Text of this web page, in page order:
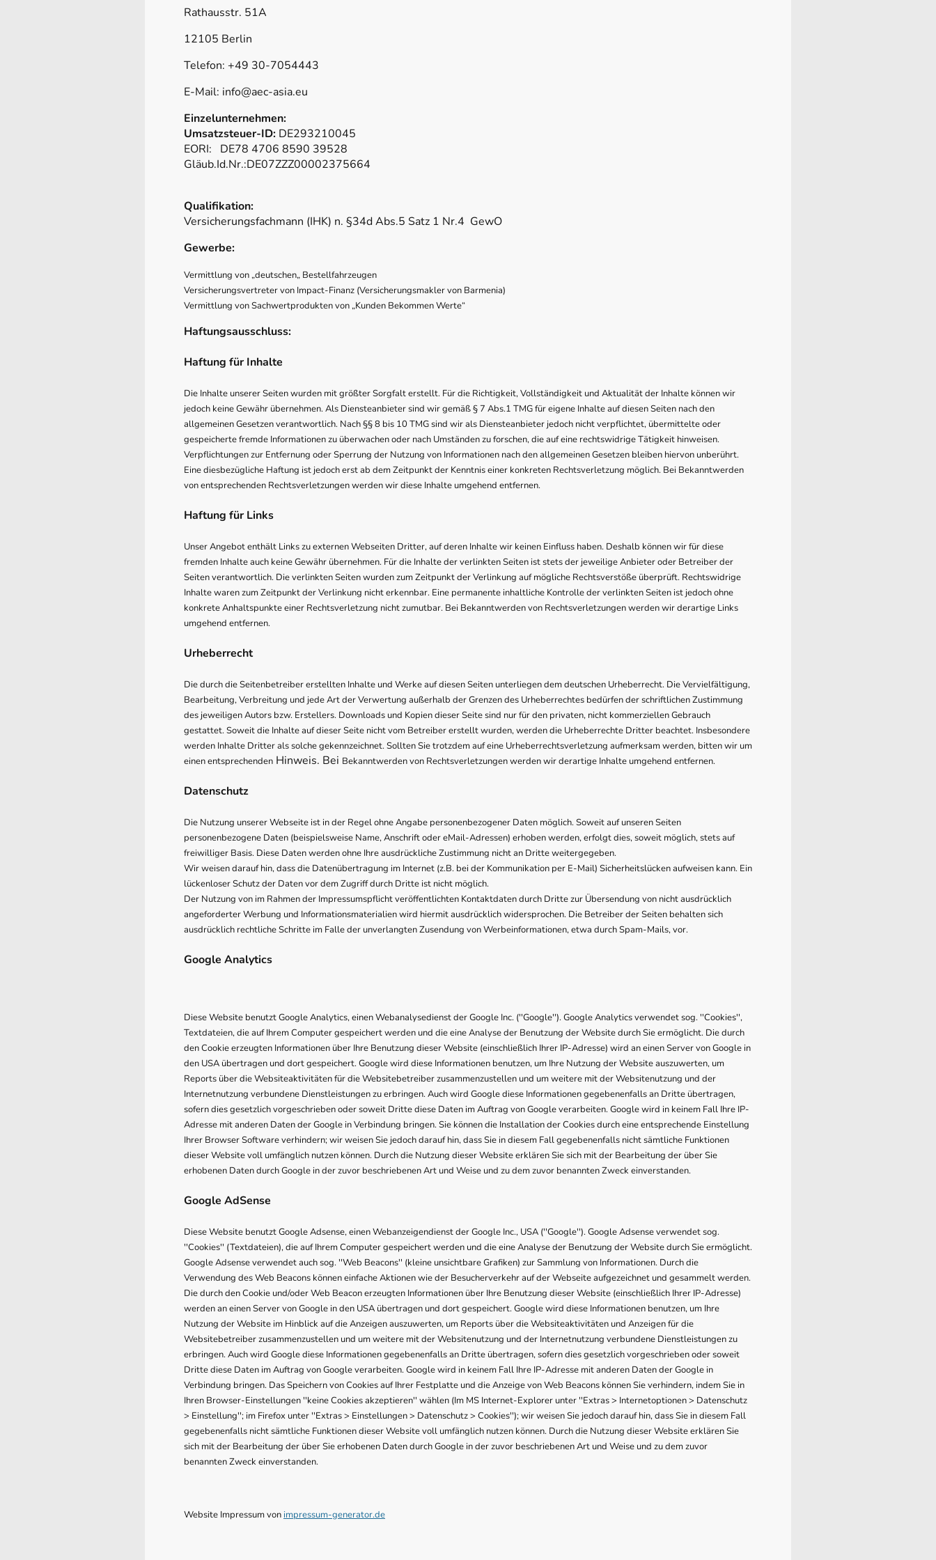
Rathausstr. 51A
12105 Berlin
Telefon: +49 30-7054443
E-Mail: info@aec-asia.eu
Einzelunternehmen:
Umsatzsteuer-ID: DE​293210045
EORI: DE78 4706 8590 39528
Gläub.Id.Nr.:DE07ZZZ00002375664
Qualifikation:
Versicherungsfachmann (IHK) n. §34d Abs.5 Satz 1 Nr.4 GewO
Gewerbe:
Vermittlung von „deutschen„ Bestellfahrzeugen
Versicherungsvertreter von Impact-Finanz (Versicherungsmakler von Barmenia)
Vermittlung von Sachwertprodukten von „Kunden Bekommen Werte“
Haftungsausschluss:
Haftung für Inhalte
Die Inhalte unserer Seiten wurden mit größter Sorgfalt erstellt. Für die Richtigkeit, Vollständigkeit und Aktualität der Inhalte können wir
jedoch keine Gewähr übernehmen. Als Diensteanbieter sind wir gemäß § 7 Abs.1 TMG für eigene Inhalte auf diesen Seiten nach den
allgemeinen Gesetzen verantwortlich. Nach §§ 8 bis 10 TMG sind wir als Diensteanbieter jedoch nicht verpflichtet, übermittelte oder
gespeicherte fremde Informationen zu überwachen oder nach Umständen zu forschen, die auf eine rechtswidrige Tätigkeit hinweisen.
Verpflichtungen zur Entfernung oder Sperrung der Nutzung von Informationen nach den allgemeinen Gesetzen bleiben hiervon unberührt.
Eine diesbezügliche Haftung ist jedoch erst ab dem Zeitpunkt der Kenntnis einer konkreten Rechtsverletzung möglich. Bei Bekanntwerden
von entsprechenden Rechtsverletzungen werden wir diese Inhalte umgehend entfernen.
Haftung für Links
Unser Angebot enthält Links zu externen Webseiten Dritter, auf deren Inhalte wir keinen Einfluss haben. Deshalb können wir für diese
fremden Inhalte auch keine Gewähr übernehmen. Für die Inhalte der verlinkten Seiten ist stets der jeweilige Anbieter oder Betreiber der
Seiten verantwortlich. Die verlinkten Seiten wurden zum Zeitpunkt der Verlinkung auf mögliche Rechtsverstöße überprüft. Rechtswidrige
Inhalte waren zum Zeitpunkt der Verlinkung nicht erkennbar. Eine permanente inhaltliche Kontrolle der verlinkten Seiten ist jedoch ohne
konkrete Anhaltspunkte einer Rechtsverletzung nicht zumutbar. Bei Bekanntwerden von Rechtsverletzungen werden wir derartige Links
umgehend entfernen.
Urheberrecht
Die durch die Seitenbetreiber erstellten Inhalte und Werke auf diesen Seiten unterliegen dem deutschen Urheberrecht. Die Vervielfältigung,
Bearbeitung, Verbreitung und jede Art der Verwertung außerhalb der Grenzen des Urheberrechtes bedürfen der schriftlichen Zustimmung
des jeweiligen Autors bzw. Erstellers. Downloads und Kopien dieser Seite sind nur für den privaten, nicht kommerziellen Gebrauch
gestattet. Soweit die Inhalte auf dieser Seite nicht vom Betreiber erstellt wurden, werden die Urheberrechte Dritter beachtet. Insbesondere
werden Inhalte Dritter als solche gekennzeichnet. Sollten Sie trotzdem auf eine Urheberrechtsverletzung aufmerksam werden, bitten wir um
einen entsprechenden Hinweis. Bei Bekanntwerden von Rechtsverletzungen werden wir derartige Inhalte umgehend entfernen.
Datenschutz
Die Nutzung unserer Webseite ist in der Regel ohne Angabe personenbezogener Daten möglich. Soweit auf unseren Seiten
personenbezogene Daten (beispielsweise Name, Anschrift oder eMail-Adressen) erhoben werden, erfolgt dies, soweit möglich, stets auf
freiwilliger Basis. Diese Daten werden ohne Ihre ausdrückliche Zustimmung nicht an Dritte weitergegeben.
Wir weisen darauf hin, dass die Datenübertragung im Internet (z.B. bei der Kommunikation per E-Mail) Sicherheitslücken aufweisen kann. Ein
lückenloser Schutz der Daten vor dem Zugriff durch Dritte ist nicht möglich.
Der Nutzung von im Rahmen der Impressumspflicht veröffentlichten Kontaktdaten durch Dritte zur Übersendung von nicht ausdrücklich
angeforderter Werbung und Informationsmaterialien wird hiermit ausdrücklich widersprochen. Die Betreiber der Seiten behalten sich
ausdrücklich rechtliche Schritte im Falle der unverlangten Zusendung von Werbeinformationen, etwa durch Spam-Mails, vor.
Google Analytics
Diese Website benutzt Google Analytics, einen Webanalysedienst der Google Inc. (''Google''). Google Analytics verwendet sog. ''Cookies'',
Textdateien, die auf Ihrem Computer gespeichert werden und die eine Analyse der Benutzung der Website durch Sie ermöglicht. Die durch
den Cookie erzeugten Informationen über Ihre Benutzung dieser Website (einschließlich Ihrer IP-Adresse) wird an einen Server von Google in
den USA übertragen und dort gespeichert. Google wird diese Informationen benutzen, um Ihre Nutzung der Website auszuwerten, um
Reports über die Websiteaktivitäten für die Websitebetreiber zusammenzustellen und um weitere mit der Websitenutzung und der
Internetnutzung verbundene Dienstleistungen zu erbringen. Auch wird Google diese Informationen gegebenenfalls an Dritte übertragen,
sofern dies gesetzlich vorgeschrieben oder soweit Dritte diese Daten im Auftrag von Google verarbeiten. Google wird in keinem Fall Ihre IP-
Adresse mit anderen Daten der Google in Verbindung bringen. Sie können die Installation der Cookies durch eine entsprechende Einstellung
Ihrer Browser Software verhindern; wir weisen Sie jedoch darauf hin, dass Sie in diesem Fall gegebenenfalls nicht sämtliche Funktionen
dieser Website voll umfänglich nutzen können. Durch die Nutzung dieser Website erklären Sie sich mit der Bearbeitung der über Sie
erhobenen Daten durch Google in der zuvor beschriebenen Art und Weise und zu dem zuvor benannten Zweck einverstanden.
Google AdSense
Diese Website benutzt Google Adsense, einen Webanzeigendienst der Google Inc., USA (''Google''). Google Adsense verwendet sog.
''Cookies'' (Textdateien), die auf Ihrem Computer gespeichert werden und die eine Analyse der Benutzung der Website durch Sie ermöglicht.
Google Adsense verwendet auch sog. ''Web Beacons'' (kleine unsichtbare Grafiken) zur Sammlung von Informationen. Durch die
Verwendung des Web Beacons können einfache Aktionen wie der Besucherverkehr auf der Webseite aufgezeichnet und gesammelt werden.
Die durch den Cookie und/oder Web Beacon erzeugten Informationen über Ihre Benutzung dieser Website (einschließlich Ihrer IP-Adresse)
werden an einen Server von Google in den USA übertragen und dort gespeichert. Google wird diese Informationen benutzen, um Ihre
Nutzung der Website im Hinblick auf die Anzeigen auszuwerten, um Reports über die Websiteaktivitäten und Anzeigen für die
Websitebetreiber zusammenzustellen und um weitere mit der Websitenutzung und der Internetnutzung verbundene Dienstleistungen zu
erbringen. Auch wird Google diese Informationen gegebenenfalls an Dritte übertragen, sofern dies gesetzlich vorgeschrieben oder soweit
Dritte diese Daten im Auftrag von Google verarbeiten. Google wird in keinem Fall Ihre IP-Adresse mit anderen Daten der Google in
Verbindung bringen. Das Speichern von Cookies auf Ihrer Festplatte und die Anzeige von Web Beacons können Sie verhindern, indem Sie in
Ihren Browser-Einstellungen ''keine Cookies akzeptieren'' wählen (Im MS Internet-Explorer unter ''Extras > Internetoptionen > Datenschutz
> Einstellung''; im Firefox unter ''Extras > Einstellungen > Datenschutz > Cookies''); wir weisen Sie jedoch darauf hin, dass Sie in diesem Fall
gegebenenfalls nicht sämtliche Funktionen dieser Website voll umfänglich nutzen können. Durch die Nutzung dieser Website erklären Sie
sich mit der Bearbeitung der über Sie erhobenen Daten durch Google in der zuvor beschriebenen Art und Weise und zu dem zuvor
benannten Zweck einverstanden.
Website Impressum von impressum-generator.de